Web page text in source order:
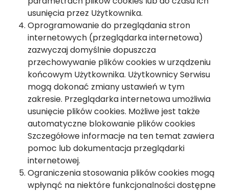
usunięcia przez Użytkownika.
Oprogramowanie do przeglądania stron
internetowych (przeglądarka internetowa)
zazwyczaj domyślnie dopuszcza
przechowywanie plików cookies w urządzeniu
końcowym Użytkownika. Użytkownicy Serwisu
mogą dokonać zmiany ustawień w tym
zakresie. Przeglądarka internetowa umożliwia
usunięcie plików cookies. Możliwe jest także
automatyczne blokowanie plików cookies
Szczegółowe informacje na ten temat zawiera
pomoc lub dokumentacja przeglądarki
internetowej.
Ograniczenia stosowania plików cookies mogą
wpłynąć na niektóre funkcjonalności dostępne